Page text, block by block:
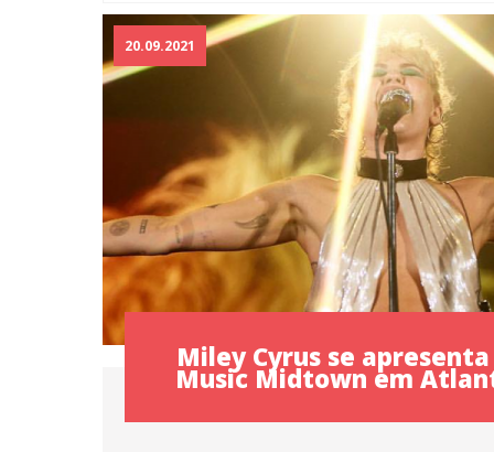
20.09.2021
Miley Cyrus se
Music Midtown em